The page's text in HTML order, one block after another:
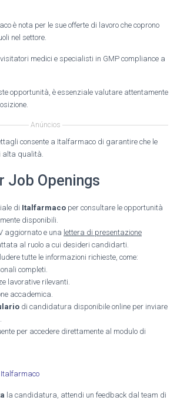
è nota per le sue offerte di lavoro che coprono
nel settore.
medici e specialisti in GMP compliance a
opportunità, è essenziale valutare attentamente
Anúncios
consente a Italfarmaco di garantire che le
alta qualità.
Job Openings
di Italfarmaco per consultare le opportunità
disponibili.
aggiornato e una lettera di presentazione
al ruolo a cui desideri candidarti.
tutte le informazioni richieste, come:
completi.
lavorative rilevanti.
accademica.
di candidatura disponibile online per inviare
per accedere direttamente al modulo di
la candidatura, attendi un feedback dal team di